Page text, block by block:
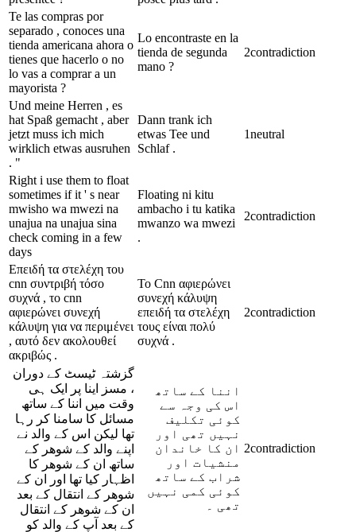
Te las compras por
separado , conoces una
tienda americana ahora o
tienes que hacerlo o no
lo vas a comprar a un
mayorista ?
Lo encontraste en la
tienda de segunda
mano ?
2contradiction
Und meine Herren , es
hat Spaß gemacht , aber
jetzt muss ich mich
wirklich etwas ausruhen
. "
Dann trank ich
etwas Tee und
Schlaf .
1neutral
Right i use them to float
sometimes if it ' s near
mwisho wa mwezi na
unajua na unajua sina
check coming in a few
days
Floating ni kitu
ambacho i tu katika
mwanzo wa mwezi
.
2contradiction
Επειδή τα στελέχη του
cnn συντριβή τόσο
συχνά , το cnn
αφιερώνει συνεχή
κάλυψη για να περιμένει
, αυτό δεν ακολουθεί
ακριβώς .
Το Cnn αφιερώνει
συνεχή κάλυψη
επειδή τα στελέχη
τους είναι πολύ
συχνά .
2contradiction
گزشتہ ٹیسٹ کے دوران
، مسز اینا پر ایک ہی
وقت میں اننا کے ساتھ
مسائل کا سامنا کر رہا
تھا لیکن اس کے والد نے
اپنے والد کے شوھر کے
ساتھ ان کے شوھر کا
اظہار کیا تھا اور ان کے
شوھر کے انتقال کے بعد
ان کے شوھر کے انتقال
کے بعد آپ کے والد کو
اننا کے ساتھ
اس کی وجہ سے
کوئی تکلیف
نہیں تھی اور
ان کا خاندان
منشیات اور
شراب کے ساتھ
کوئی کمی نہیں
تھی ۔
2contradiction